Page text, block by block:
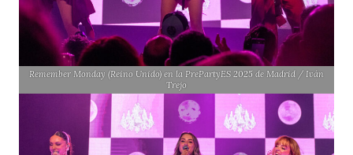
Remember Monday (Reino Unido) en la PrePartyES 2025 de Madrid / Iván
Trejo